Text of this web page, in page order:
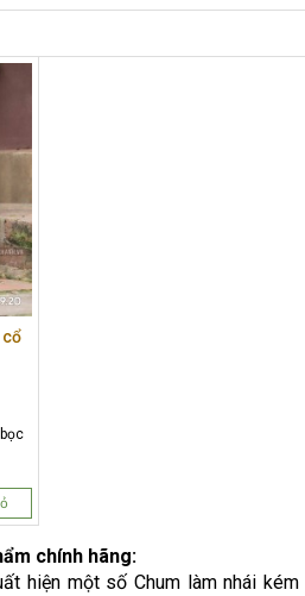
cổ
chính hãng:
hiện một số Chum làm nhái kém